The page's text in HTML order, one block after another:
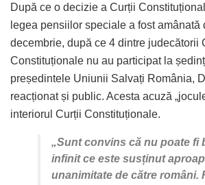
După ce o decizie a Curții
legea pensiilor speciale a fost amânată
decembrie, după ce 4 dintre judecătorii
Constituționale nu au participat la
președintele Uniunii Salvați România,
reacționat și public. Acesta acuză
interiorul Curții Constituționale.
„Sunt convins că nu poate fi
infinit ce este susținut
unanimitate de către români.